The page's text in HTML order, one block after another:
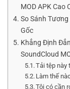
MOD APK Cao
So Sánh
Gốc
Khẳng Định
SoundCloud
Tải tệp này
Làm thế
Tôi có cần